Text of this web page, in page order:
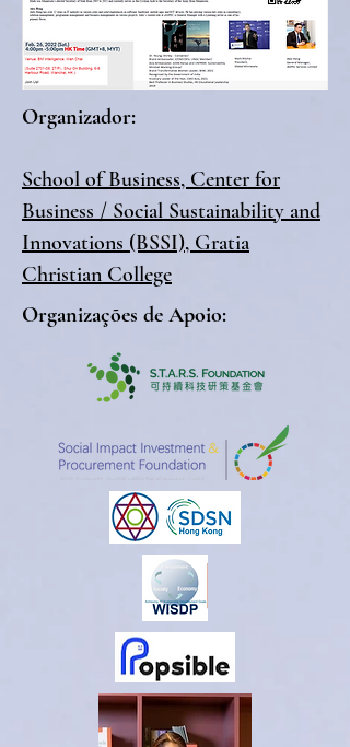
Organizador:
School of Business, Center for
Business / Social Sustainability and
Innovations (BSSI), Gratia
Christian College
Organizações de Apoio: